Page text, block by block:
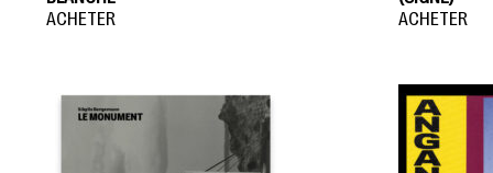
ACHETER
ACHETER